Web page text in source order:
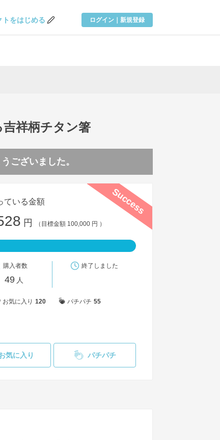
トをはじめる ログイン｜新規登録
祥柄チタン箸
ございました。
Success
ている金額
円 （目標金額 100,000 円 ）
購入者数
49 人
終了しました
お気に入り 120 パチパチ 55
気に入り パチパチ